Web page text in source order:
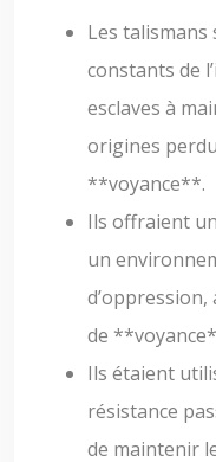
Les
constants de
esclaves à
origines
**voyance**.
Ils offraient
un
d’oppression,
de
Ils étaient
résistance
de maintenir